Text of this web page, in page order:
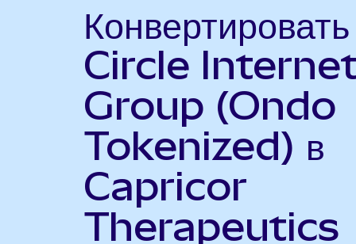
Конвертировать
Circle
Group (Ondo
Tokenized) в
Capricor
Therapeutics